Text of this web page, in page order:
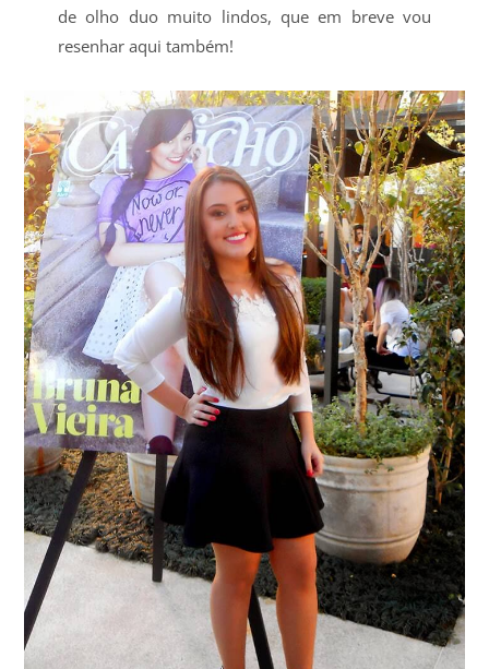
de olho duo muito lindos, que em breve vou
resenhar aqui também!